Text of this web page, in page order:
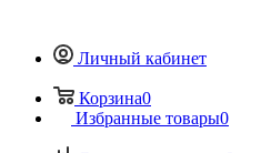
Личный кабинет
Корзина0
Избранные товары0